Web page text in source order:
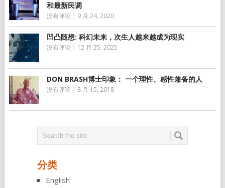
和最新民调
没有评论 | 9 月 24, 2020
凹凸随想: 科幻未来，次生人越来越成为现实
没有评论 | 12 月 25, 2025
DON BRASH博士印象： 一个理性、感性兼备的人
没有评论 | 8 月 15, 2018
分类
English